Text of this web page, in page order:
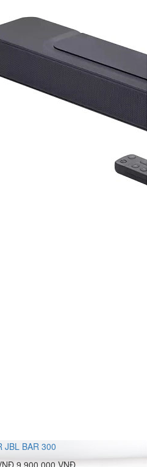
JBL BAR 300
9.900.000 VNĐ